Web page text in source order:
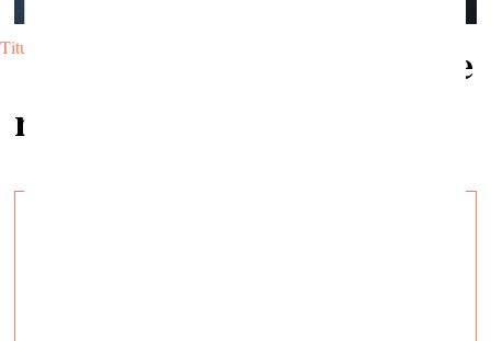
Titulbilde: Ance Vilnīte. Foto: Roberts Svizenecs
Saistītie
raksti